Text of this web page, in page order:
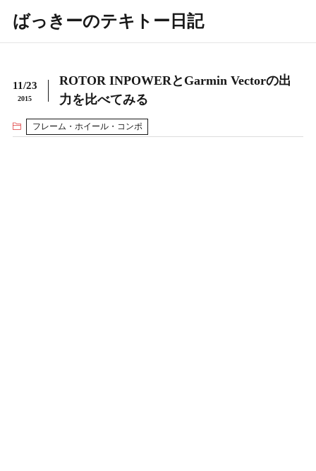
ばっきーのテキトー日記
11/23
2015
ROTOR INPOWERとGarmin Vectorの出
力を比べてみる
フレーム・ホイール・コンポ